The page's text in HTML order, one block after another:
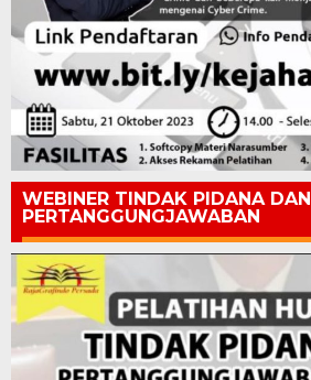
WEBINER TINDAK PIDANA DAN
PERTANGGUNGJAWABAN